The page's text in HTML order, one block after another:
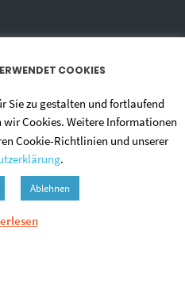
COOKIES
Sie zu gestalten und fortlaufend
wir Cookies. Weitere Informationen
Cookie-Richtlinien und unserer
.
Ablehnen